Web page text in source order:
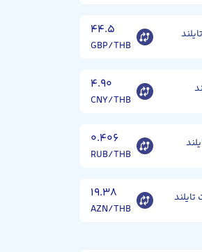
۴۴.۵
GBP/THB
۴.۹۰
CNY/THB
۰.۴۰۶
RUB/THB
۱۹.۳۸
AZN/THB